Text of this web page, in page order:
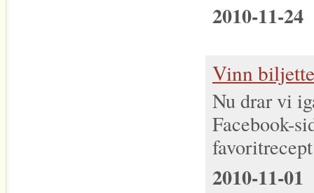
2010-11-24
Vinn
Nu drar vi
Facebook-
2010-11-01